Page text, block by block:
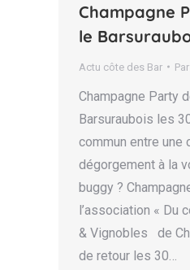
Champagne
le
Actu côte des Bar Par
Champagne Party
Barsuraubois les
commun entre une
dégorgement à la
buggy ?
l’association « Du
& Vignobles de
de retour les 30…